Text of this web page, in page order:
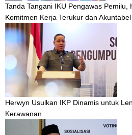
Tanda Tangani IKU Pengawas Pemilu,
Komitmen Kerja Terukur dan Akuntabel
Herwyn Usulkan IKP Dinamis untuk
Kerawanan